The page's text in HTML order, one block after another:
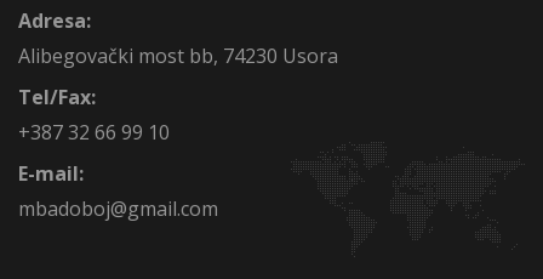
Adresa:
Alibegovački most bb, 74230 Usora
Tel/Fax:
+387 32 66 99 10
E-mail:
mbadoboj@gmail.com